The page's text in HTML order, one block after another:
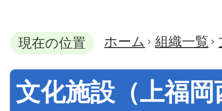
現在の位置 ホーム 組織一覧
文化施設（上福岡